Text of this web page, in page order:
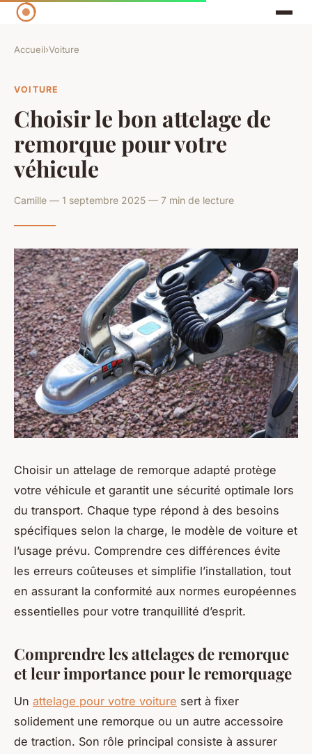
Accueil›Voiture
VOITURE
Choisir le bon attelage de
remorque pour votre
véhicule
Camille — 1 septembre 2025 — 7 min de lecture
Choisir un attelage de remorque adapté protège
votre véhicule et garantit une sécurité optimale lors
du transport. Chaque type répond à des besoins
spécifiques selon la charge, le modèle de voiture et
l’usage prévu. Comprendre ces différences évite
les erreurs coûteuses et simplifie l’installation, tout
en assurant la conformité aux normes européennes
essentielles pour votre tranquillité d’esprit.
Comprendre les attelages de remorque
et leur importance pour le remorquage
Un attelage pour votre voiture sert à fixer
solidement une remorque ou un autre accessoire
de traction. Son rôle principal consiste à assurer